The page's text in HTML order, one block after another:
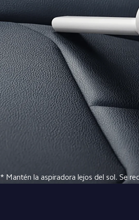
* Mantén la aspiradora lejos del sol. Se